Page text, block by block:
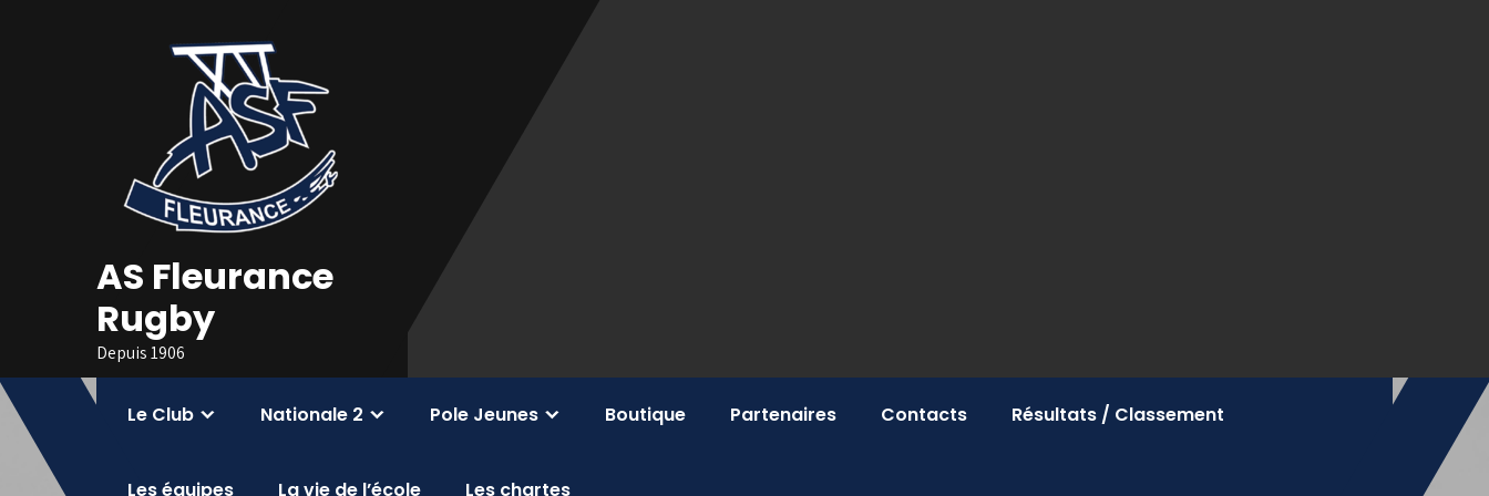
AS Fleurance
Rugby
Depuis 1906
Le Club Nationale 2 Pole Jeunes Boutique Partenaires Contacts Résultats / Classement
Les équipes La vie de l’école Les chartes